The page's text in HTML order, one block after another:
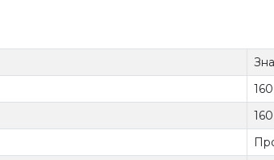
160
160